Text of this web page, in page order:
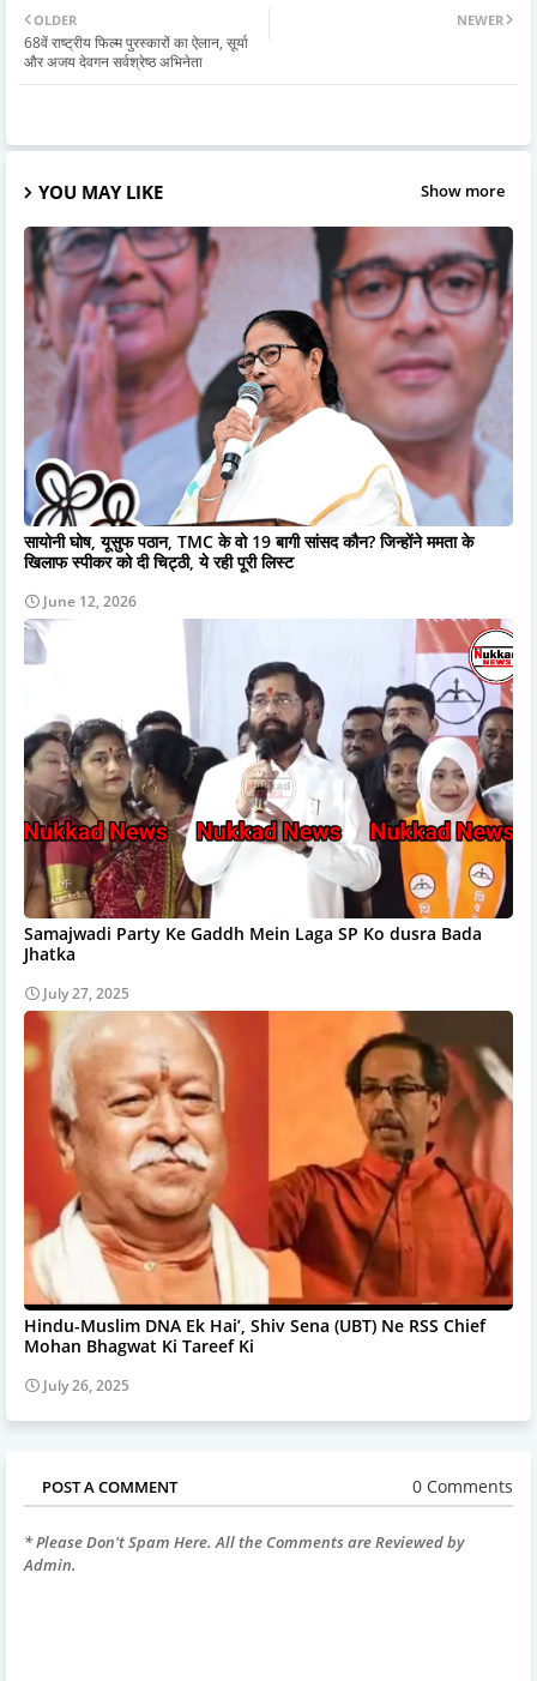
NEWER
OLDER
68वें राष्ट्रीय फिल्म पुरस्कारों का ऐलान, सूर्या
और अजय देवगन सर्वश्रेष्ठ अभिनेता
YOU MAY LIKE Show more
सायोनी घोष, यूसुफ पठान, TMC के वो 19 बागी सांसद कौन? जिन्होंने ममता के
खिलाफ स्पीकर को दी चिट्ठी, ये रही पूरी लिस्ट
June 12, 2026
Samajwadi Party Ke Gaddh Mein Laga SP Ko dusra Bada
Jhatka
July 27, 2025
Hindu-Muslim DNA Ek Hai’, Shiv Sena (UBT) Ne RSS Chief
Mohan Bhagwat Ki Tareef Ki
July 26, 2025
POST A COMMENT 0 Comments
* Please Don't Spam Here. All the Comments are Reviewed by
Admin.